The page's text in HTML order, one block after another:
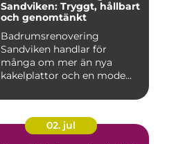
Sandviken: Tryggt, hållbart
och genomtänkt
Badrumsrenovering
Sandviken handlar för
många om mer än nya
kakelplattor och en mode...
02. jul